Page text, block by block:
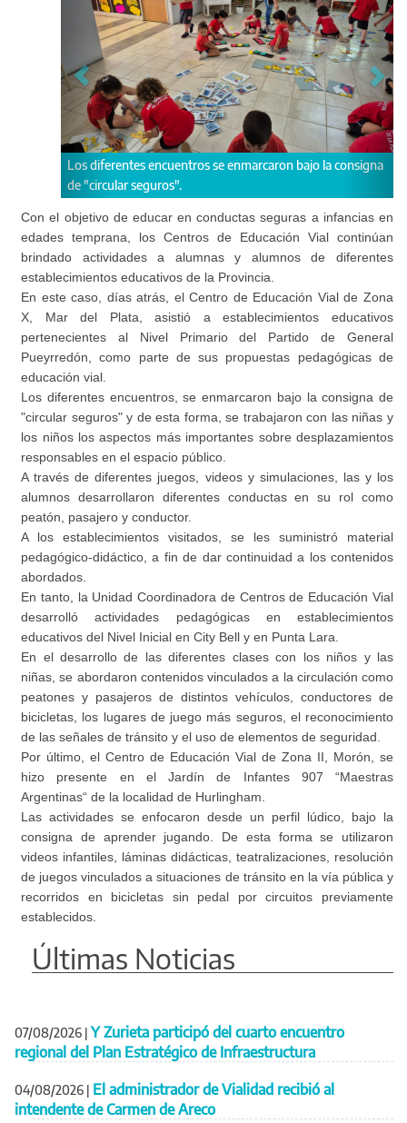
enmarcaron bajo la consigna Jardín N° 912 de Punta Lara.
Con el objetivo de educar en conductas seguras a infancias en
edades temprana, los Centros de Educación Vial continúan
brindado actividades a alumnas y alumnos de diferentes
establecimientos educativos de la Provincia.
En este caso, días atrás, el Centro de Educación Vial de Zona
X, Mar del Plata, asistió a establecimientos educativos
pertenecientes al Nivel Primario del Partido de General
Pueyrredón, como parte de sus propuestas pedagógicas de
educación vial.
Los diferentes encuentros, se enmarcaron bajo la consigna de
"circular seguros" y de esta forma, se trabajaron con las niñas y
los niños los aspectos más importantes sobre desplazamientos
responsables en el espacio público.
A través de diferentes juegos, videos y simulaciones, las y los
alumnos desarrollaron diferentes conductas en su rol como
peatón, pasajero y conductor.
A los establecimientos visitados, se les suministró material
pedagógico-didáctico, a fin de dar continuidad a los contenidos
abordados.
En tanto, la Unidad Coordinadora de Centros de Educación Vial
desarrolló actividades pedagógicas en establecimientos
educativos del Nivel Inicial en City Bell y en Punta Lara.
En el desarrollo de las diferentes clases con los niños y las
niñas, se abordaron contenidos vinculados a la circulación como
peatones y pasajeros de distintos vehículos, conductores de
bicicletas, los lugares de juego más seguros, el reconocimiento
de las señales de tránsito y el uso de elementos de seguridad.
Por último, el Centro de Educación Vial de Zona II, Morón, se
hizo presente en el Jardín de Infantes 907 “Maestras
Argentinas“ de la localidad de Hurlingham.
Las actividades se enfocaron desde un perfil lúdico, bajo la
consigna de aprender jugando. De esta forma se utilizaron
videos infantiles, láminas didácticas, teatralizaciones, resolución
de juegos vinculados a situaciones de tránsito en la vía pública y
recorridos en bicicletas sin pedal por circuitos previamente
establecidos.
Últimas Noticias
07/08/2026 | Y Zurieta participó del cuarto encuentro
regional del Plan Estratégico de Infraestructura
04/08/2026 | El administrador de Vialidad recibió al
intendente de Carmen de Areco